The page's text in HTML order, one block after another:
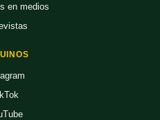
en medios